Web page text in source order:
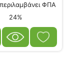
ΦΠΑ
24%